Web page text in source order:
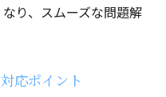
り、スムーズな問題解
応ポイント